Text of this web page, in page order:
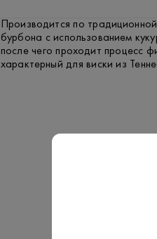
Производится по
бурбона с использованием
после чего проходит процесс
характерный для виски из